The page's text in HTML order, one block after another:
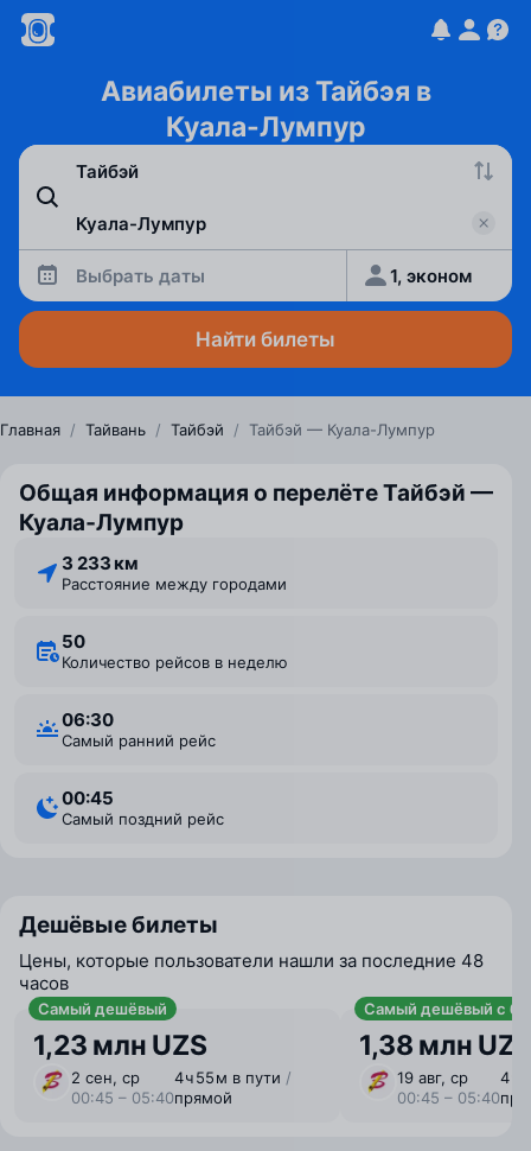
Авиабилеты из Тайбэя в
Куала-Лумпур
Выбрать даты 1, эконом
Найти билеты
Главная / Тайвань / Тайбэй / Тайбэй — Куала-Лумпур
Общая информация о перелёте Тайбэй —
Куала‑Лумпур
3 233 км
Расстояние между городами
50
Количество рейсов в неделю
06:30
Самый ранний рейс
00:45
Самый поздний рейс
Дешёвые билеты
Цены, которые пользователи нашли за последние 48
часов
Самый дешёвый
1,23 млн UZS
2 сен, ср
00:45 – 05:40
4 ⁠ч 55 ⁠м в пути /
прямой
Самый дешёвый с
1,38 млн
19 авг, ср
00:45 – 05:40
4 ⁠ч